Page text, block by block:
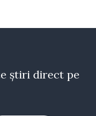
știri direct pe